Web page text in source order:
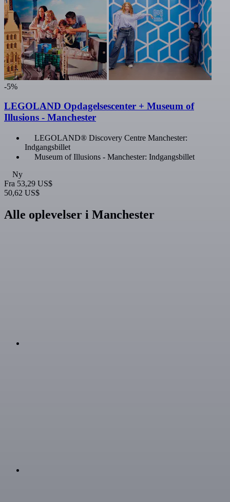
-5%
LEGOLAND Opdagelsescenter + Museum of
Illusions - Manchester
LEGOLAND® Discovery Centre Manchester:
Indgangsbillet
Museum of Illusions - Manchester: Indgangsbillet
Ny
Fra 53,29 US$
50,62 US$
Alle oplevelser i Manchester